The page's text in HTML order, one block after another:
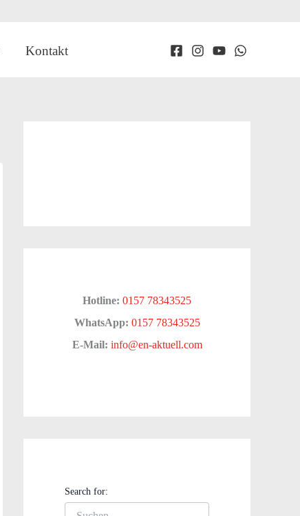
Kontakt
Hotline: 0157 78343525
WhatsApp: 0157 78343525
E-Mail: info@en-aktuell.com
Search for: